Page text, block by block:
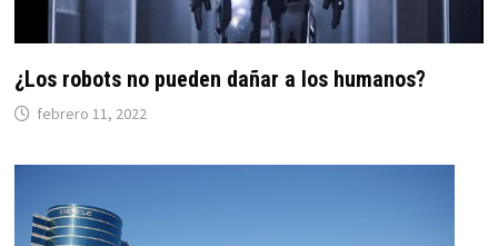
¿Los robots no pueden dañar a los humanos?
febrero 11, 2022